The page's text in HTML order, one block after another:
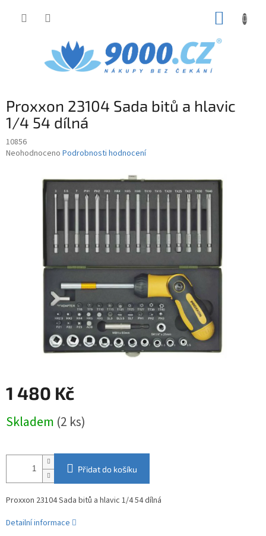
Proxxon 23104 Sada bitů a hlavic
1/4 54 dílná
10856
Průměrné
Neohodnoceno Podrobnosti hodnocení
1 480 Kč
cena:
Skladem (2 ks)
Přidat do košíku
Proxxon 23104 Sada bitů a hlavic 1/4 54 dílná
Detailní informace